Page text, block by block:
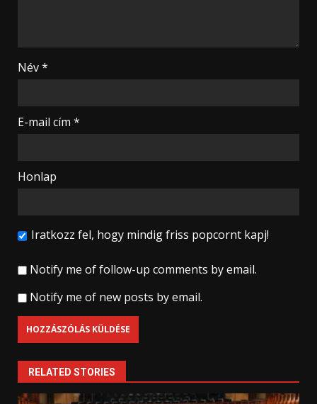
Név*
E-mail cím *
Honlap
Iratkozz fel, hogy mindig friss popcornt kapj!
Notify me of follow-up comments by email.
Notify me of new posts by email.
RELATED STORIES